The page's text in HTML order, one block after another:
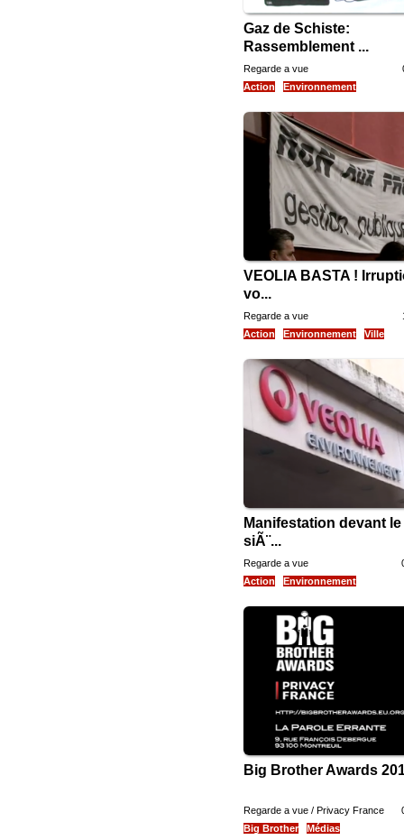
Gaz de Schiste:
Rassemblement ...
Regarde a vue
Action
Environnement
VEOLIA BASTA !
vo...
Regarde a vue
Action
Environnement Ville
Manifestation devant le
siÃ¨...
Regarde a vue
Action
Environnement
Big Brother Awards
Regarde a vue / Privacy France
Big Brother
Médias